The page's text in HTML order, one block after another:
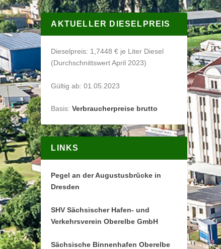
AKTUELLER DIESELPREIS
Dieselpreis: 1,7448 € je Liter Diesel
(Durchschnittswert April 2023)
Gültig ab: 01.05.2023
Basis:Verbraucherpreise brutto
LINKS
Pegel an der Augustusbrücke in
Dresden
SHV Sächsischer Hafen- und
Verkehrsverein Oberelbe GmbH
Sächsische Binnenhafen Oberelbe